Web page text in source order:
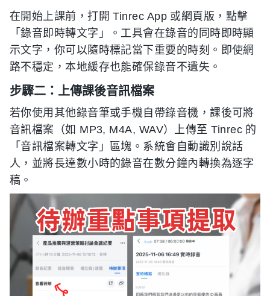
在開始上課前，打開 Tinrec App 或網頁版，點擊
「錄音即時轉文字」。工具會在錄音的同時即時顯
示文字，你可以隨時標記當下重要的時刻。即使網
路不穩定，本地緩存也能確保錄音不遺失。
步驟二：上傳課後音訊檔案
若你使用其他錄音筆或手機自帶錄音機，課後可將
音訊檔案（如 MP3, M4A, WAV）上傳至 Tinrec 的
「音訊檔案轉文字」區塊。系統會自動識別說話
人，並將長達數小時的錄音在數分鐘內轉換為逐字
稿。